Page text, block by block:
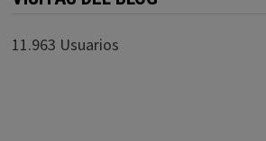
11.963 Usuarios